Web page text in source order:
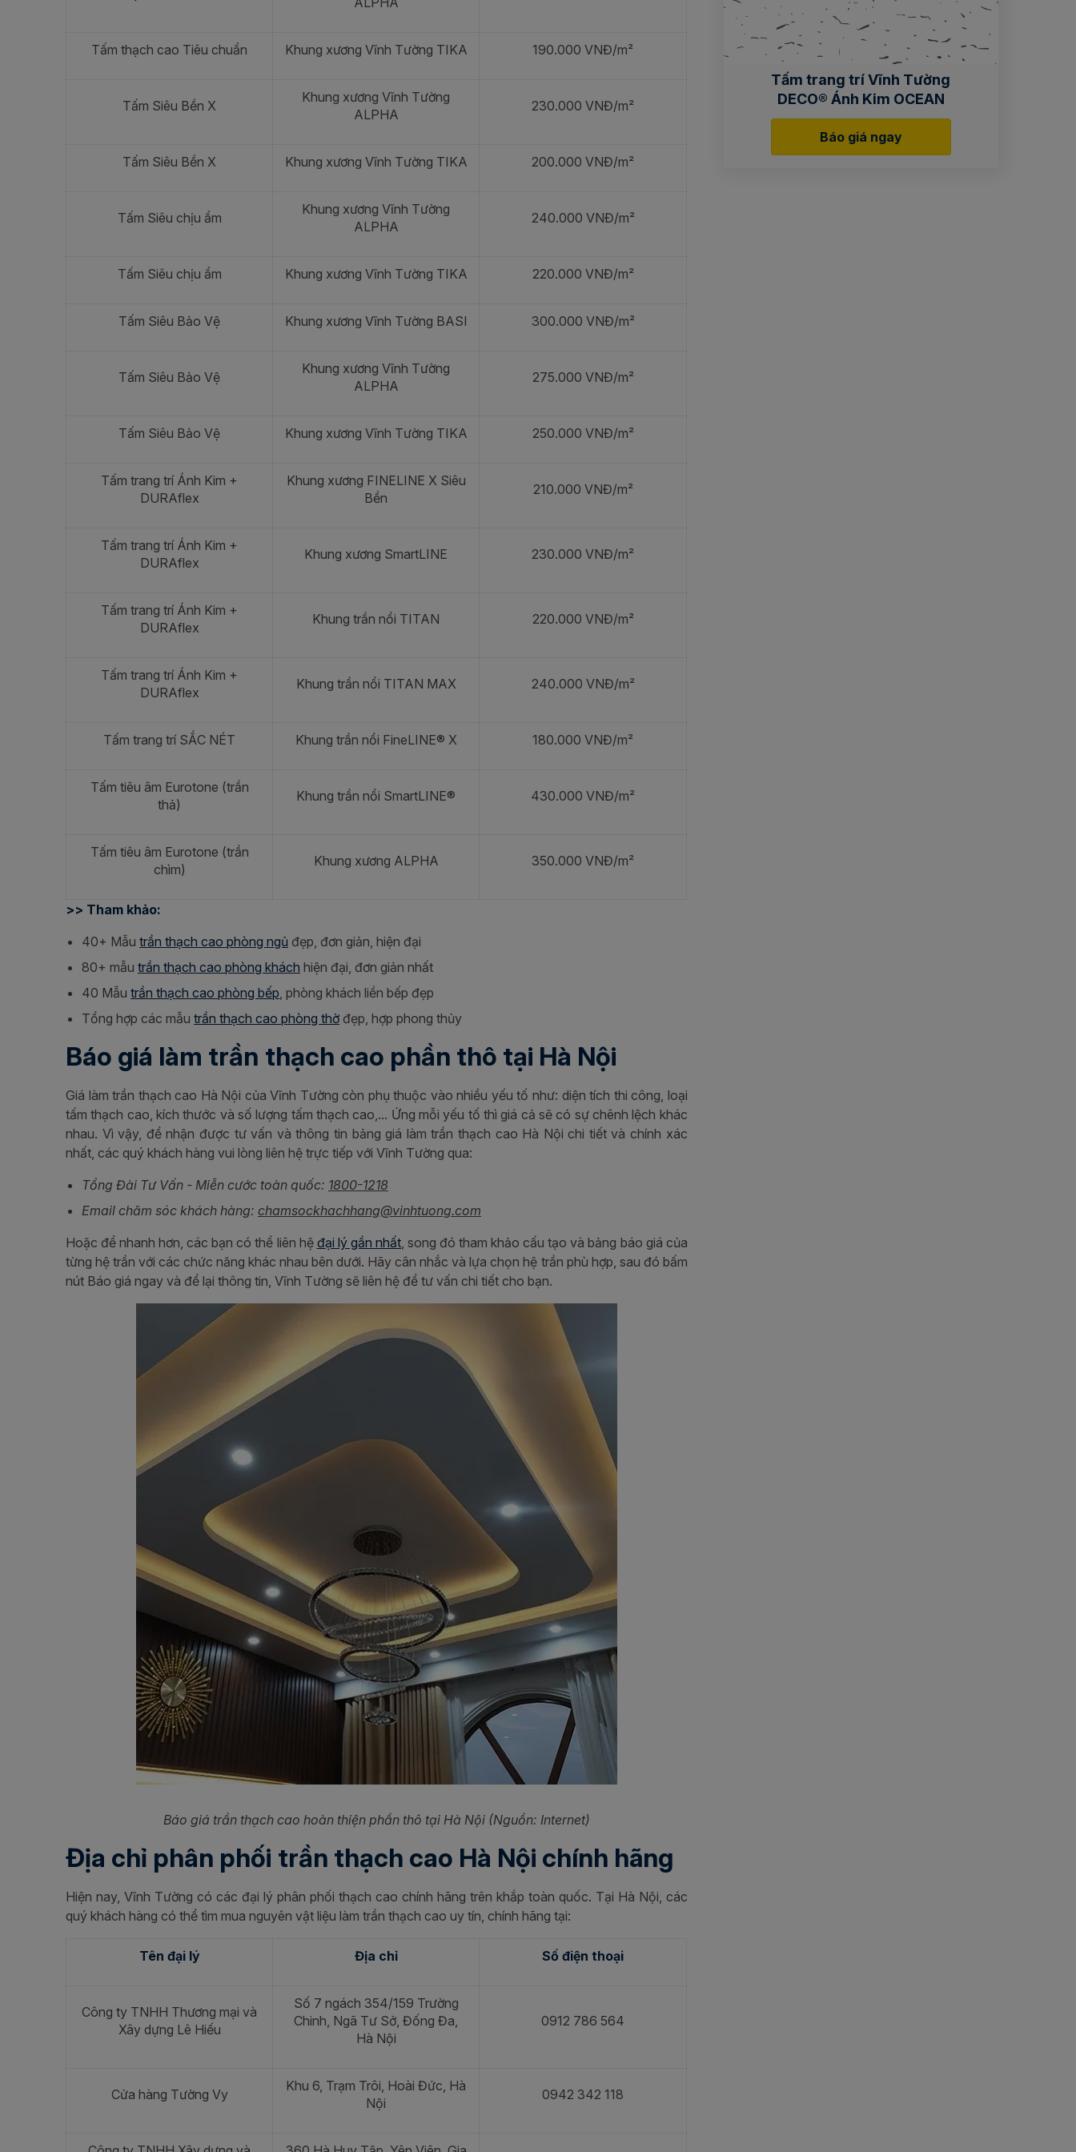
Tấm thạch cao Tiêu chuẩn Khung xương Vĩnh Tường TIKA 190.000 VNĐ/m²
Tấm Siêu Bền X
Khung xương Vĩnh Tường
ALPHA
230.000 VNĐ/m²
Tấm Siêu Bền X Khung xương Vĩnh Tường TIKA 200.000 VNĐ/m²
Tấm Siêu chịu ẩm
Khung xương Vĩnh Tường
ALPHA
240.000 VNĐ/m²
Tấm Siêu chịu ẩm Khung xương Vĩnh Tường TIKA 220.000 VNĐ/m²
Tấm Siêu Bảo Vệ Khung xương Vĩnh Tường BASI 300.000 VNĐ/m²
Tấm Siêu Bảo Vệ
Khung xương Vĩnh Tường
ALPHA
275.000 VNĐ/m²
Tấm Siêu Bảo Vệ Khung xương Vĩnh Tường TIKA 250.000 VNĐ/m²
Tấm trang trí Ánh Kim +
DURAflex
Khung xương FINELINE X Siêu
Bền
210.000 VNĐ/m²
Tấm trang trí Ánh Kim +
DURAflex
Khung xương SmartLINE 230.000 VNĐ/m²
Tấm trang trí Ánh Kim +
DURAflex
Khung trần nổi TITAN 220.000 VNĐ/m²
Tấm trang trí Ánh Kim +
DURAflex
Khung trần nổi TITAN MAX 240.000 VNĐ/m²
Tấm trang trí SẮC NÉT Khung trần nổi FineLINE® X 180.000 VNĐ/m²
Tấm tiêu âm Eurotone (trần
thả)
Khung trần nổi SmartLINE® 430.000 VNĐ/m²
Tấm tiêu âm Eurotone (trần
chìm)
Khung xương ALPHA 350.000 VNĐ/m²
>> Tham khảo:
40+ Mẫu trần thạch cao phòng ngủ đẹp, đơn giản, hiện đại
80+ mẫu trần thạch cao phòng khách hiện đại, đơn giản nhất
40 Mẫu trần thạch cao phòng bếp, phòng khách liền bếp đẹp
Tổng hợp các mẫu trần thạch cao phòng thờ đẹp, hợp phong thủy
Báo giá làm trần thạch cao phần thô tại Hà Nội
Giá làm trần thạch cao Hà Nội của Vĩnh Tường còn phụ thuộc vào nhiều yếu tố như: diện tích thi công, loại
tấm thạch cao, kích thước và số lượng tấm thạch cao,... Ứng mỗi yếu tố thì giá cả sẽ có sự chênh lệch khác
nhau. Vì vậy, để nhận được tư vấn và thông tin bảng giá làm trần thạch cao Hà Nội chi tiết và chính xác
nhất, các quý khách hàng vui lòng liên hệ trực tiếp với Vĩnh Tường qua:
Tổng Đài Tư Vấn - Miễn cước toàn quốc: 1800-1218
Email chăm sóc khách hàng: chamsockhachhang@vinhtuong.com
Hoặc để nhanh hơn, các bạn có thể liên hệ đại lý gần nhất, song đó tham khảo cấu tạo và bảng báo giá của
từng hệ trần với các chức năng khác nhau bên dưới. Hãy cân nhắc và lựa chọn hệ trần phù hợp, sau đó bấm
nút Báo giá ngay và để lại thông tin, Vĩnh Tường sẽ liên hệ để tư vấn chi tiết cho bạn.
Báo giá trần thạch cao hoàn thiện phần thô tại Hà Nội (Nguồn: Internet)
Địa chỉ phân phối trần thạch cao Hà Nội chính hãng
Hiện nay, Vĩnh Tường có các đại lý phân phối thạch cao chính hãng trên khắp toàn quốc. Tại Hà Nội, các
quý khách hàng có thể tìm mua nguyên vật liệu làm trần thạch cao uy tín, chính hãng tại:
Tên đại lý Địa chỉ Số điện thoại
Công ty TNHH Thương mại và
Xây dựng Lê Hiếu
Số 7 ngách 354/159 Trường
Chinh, Ngã Tư Sở, Đống Đa,
Hà Nội
0912 786 564
Cửa hàng Tường Vy
Khu 6, Trạm Trôi, Hoài Đức, Hà
Nội
0942 342 118
Tấm trang trí Vĩnh Tường
DECO® Ánh Kim OCEAN
Báo giá ngay